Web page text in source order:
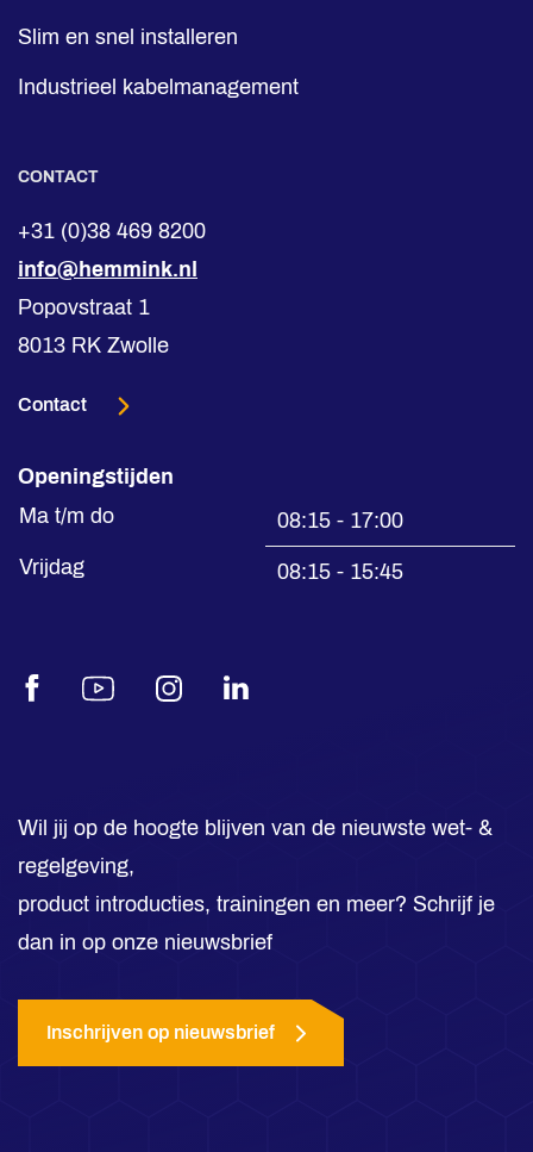
Slim en snel installeren
Industrieel kabelmanagement
CONTACT
+31 (0)38 469 8200
info@hemmink.nl
Popovstraat 1
8013 RK Zwolle
Contact
Openingstijden
Ma t/m do
08:15 - 17:00
Vrijdag
08:15 - 15:45
FacebookYoutubeInstagramLinkedIn
Wil jij op de hoogte blijven van de nieuwste wet- &
regelgeving,
product introducties, trainingen en meer? Schrijf je
dan in op onze nieuwsbrief
Inschrijven op nieuwsbrief